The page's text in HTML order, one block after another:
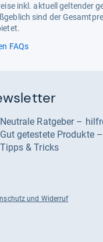
inkl. aktuell geltender
sind der
FAQs
Neutrale Ratgeber –
Gut getestete
Tipps & Tricks
und Widerruf